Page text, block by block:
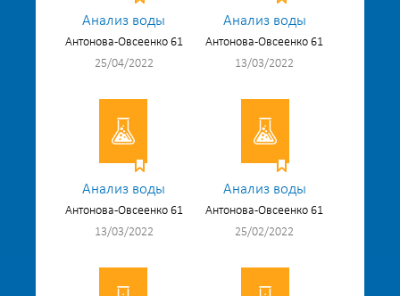
Анализ воды
Антонова-Овсеенко 61
25/04/2022
Анализ воды
Антонова-Овсеенко 61
13/03/2022
Анализ воды
Антонова-Овсеенко 61
13/03/2022
Анализ воды
Антонова-Овсеенко 61
25/02/2022